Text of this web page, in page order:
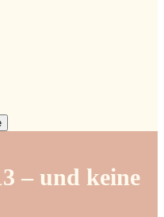
– und keine